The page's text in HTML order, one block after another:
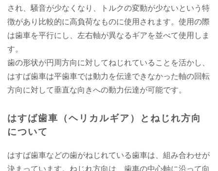
され、騒音が少なくなり、トルクの変動が少ないという特
徴があり比較的に高負荷なものに使用されます。使用の際
は歯車を平行にし、左右軸が異なるギアを並べて使用しま
す。
歯の形状が円周方向に対してねじれていることを活かし、
はすば歯車は平歯車では動力を伝達できなかった軸の回転
方向に対して垂直な向きへの動力伝達が可能です。
はすば歯車（ヘリカルギア）とねじれ方向
について
はすば歯車などの歯がねじれている歯車は、組み合わせが
決まっています。ねじれ方向は、歯車の中心軸に沿って向